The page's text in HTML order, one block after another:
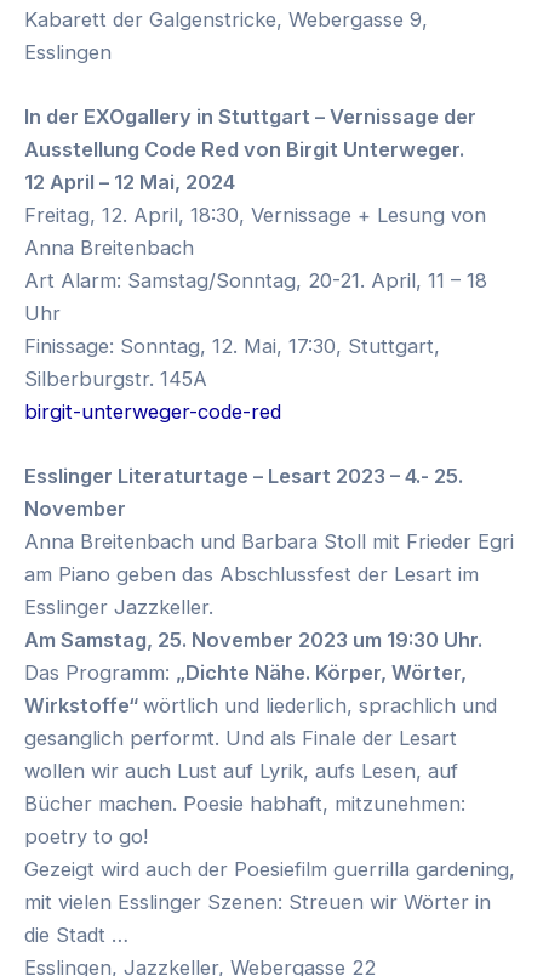
Kabarett der Galgenstricke, Webergasse 9,
Esslingen
In der EXOgallery in Stuttgart – Vernissage der
Ausstellung Code Red von Birgit Unterweger.
12 April – 12 Mai, 2024
Freitag, 12. April, 18:30, Vernissage + Lesung von
Anna Breitenbach
Art Alarm: Samstag/Sonntag, 20-21. April, 11 – 18
Uhr
Finissage: Sonntag, 12. Mai, 17:30, Stuttgart,
Silberburgstr. 145A
birgit-unterweger-code-red
Esslinger Literaturtage – Lesart 2023 – 4.- 25.
November
Anna Breitenbach und Barbara Stoll mit Frieder Egri
am Piano geben das Abschlussfest der Lesart im
Esslinger Jazzkeller.
Am Samstag, 25. November 2023 um 19:30 Uhr.
Das Programm: „Dichte Nähe. Körper, Wörter,
Wirkstoffe“ wörtlich und liederlich, sprachlich und
gesanglich performt. Und als Finale der Lesart
wollen wir auch Lust auf Lyrik, aufs Lesen, auf
Bücher machen. Poesie habhaft, mitzunehmen:
poetry to go!
Gezeigt wird auch der Poesiefilm guerrilla gardening,
mit vielen Esslinger Szenen: Streuen wir Wörter in
die Stadt …
Esslingen, Jazzkeller, Webergasse 22